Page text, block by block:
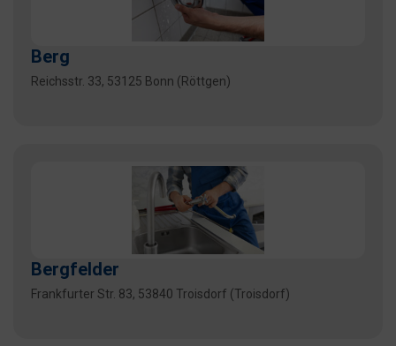
Berg
Reichsstr. 33, 53125 Bonn (Röttgen)
Bergfelder
Frankfurter Str. 83, 53840 Troisdorf (Troisdorf)